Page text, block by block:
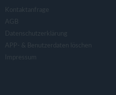
Kontaktanfrage
AGB
Datenschutzerklärung
APP- & Benutzerdaten löschen
Impressum